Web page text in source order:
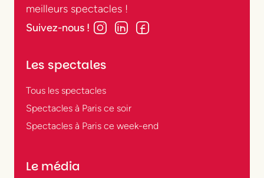
meilleurs spectacles !
Suivez-nous !
Les spectales
Tous les spectacles
Spectacles à Paris ce soir
Spectacles à Paris ce week-end
Le média